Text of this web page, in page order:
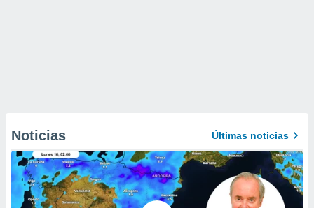
Noticias Últimas noticias